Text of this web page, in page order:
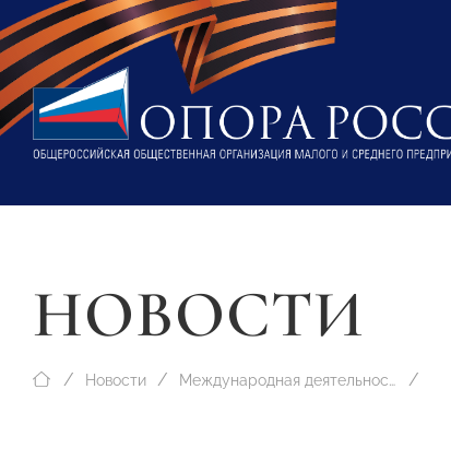
НОВОСТИ
Новости Международная деятельность